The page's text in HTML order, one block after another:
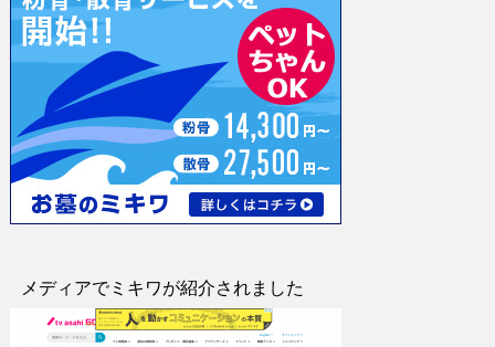
メディアでミキワが紹介されました